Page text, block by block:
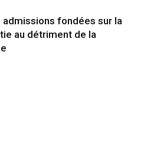
admissions fondées sur la
au détriment de la